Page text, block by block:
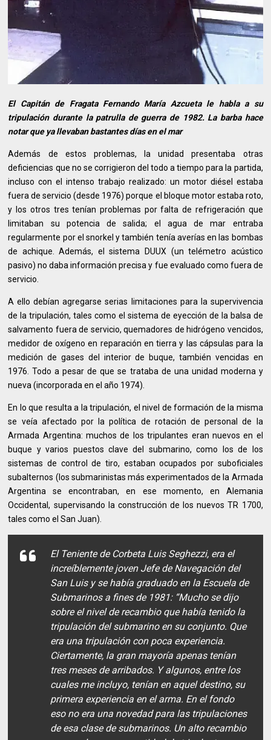
El Capitán de Fragata Fernando María Azcueta le habla a su
tripulación durante la patrulla de guerra de 1982. La barba hace
notar que ya llevaban bastantes días en el mar
Además de estos problemas, la unidad presentaba otras
deficiencias que no se corrigieron del todo a tiempo para la partida,
incluso con el intenso trabajo realizado: un motor diésel estaba
fuera de servicio (desde 1976) porque el bloque motor estaba roto,
y los otros tres tenían problemas por falta de refrigeración que
limitaban su potencia de salida; el agua de mar entraba
regularmente por el snorkel y también tenía averías en las bombas
de achique. Además, el sistema DUUX (un telémetro acústico
pasivo) no daba información precisa y fue evaluado como fuera de
servicio.
A ello debían agregarse serias limitaciones para la supervivencia
de la tripulación, tales como el sistema de eyección de la balsa de
salvamento fuera de servicio, quemadores de hidrógeno vencidos,
medidor de oxígeno en reparación en tierra y las cápsulas para la
medición de gases del interior de buque, también vencidas en
1976. Todo a pesar de que se trataba de una unidad moderna y
nueva (incorporada en el año 1974).
En lo que resulta a la tripulación, el nivel de formación de la misma
se veía afectado por la política de rotación de personal de la
Armada Argentina: muchos de los tripulantes eran nuevos en el
buque y varios puestos clave del submarino, como los de los
sistemas de control de tiro, estaban ocupados por suboficiales
subalternos (los submarinistas más experimentados de la Armada
Argentina se encontraban, en ese momento, en Alemania
Occidental, supervisando la construcción de los nuevos TR 1700,
tales como el San Juan).
El Teniente de Corbeta Luis Seghezzi, era el
increíblemente joven Jefe de Navegación del
San Luis y se había graduado en la Escuela de
Submarinos a fines de 1981: “Mucho se dijo
sobre el nivel de recambio que había tenido la
tripulación del submarino en su conjunto. Que
era una tripulación con poca experiencia.
Ciertamente, la gran mayoría apenas tenían
tres meses de arribados. Y algunos, entre los
cuales me incluyo, tenían en aquel destino, su
primera experiencia en el arma. En el fondo
eso no era una novedad para las tripulaciones
de esa clase de submarinos. Un alto recambio